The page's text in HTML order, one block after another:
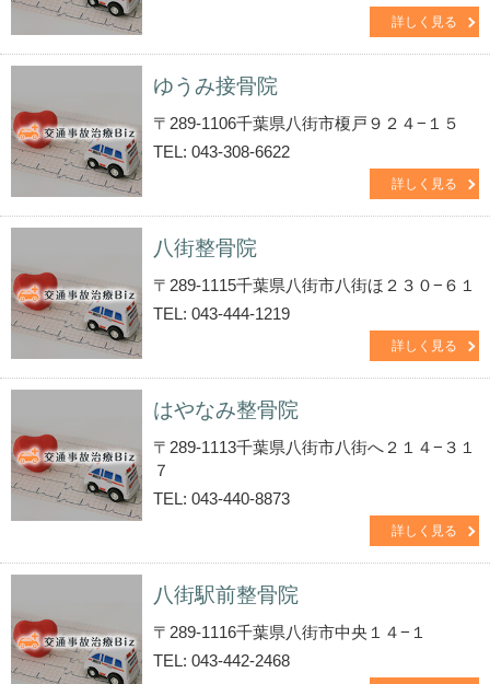
詳しく見る
ゆうみ接骨院
〒289-1106千葉県八街市榎戸９２４−１５
TEL: 043-308-6622
詳しく見る
八街整骨院
〒289-1115千葉県八街市八街ほ２３０−６１
TEL: 043-444-1219
詳しく見る
はやなみ整骨院
〒289-1113千葉県八街市八街へ２１４−３１
７
TEL: 043-440-8873
詳しく見る
八街駅前整骨院
〒289-1116千葉県八街市中央１４−１
TEL: 043-442-2468